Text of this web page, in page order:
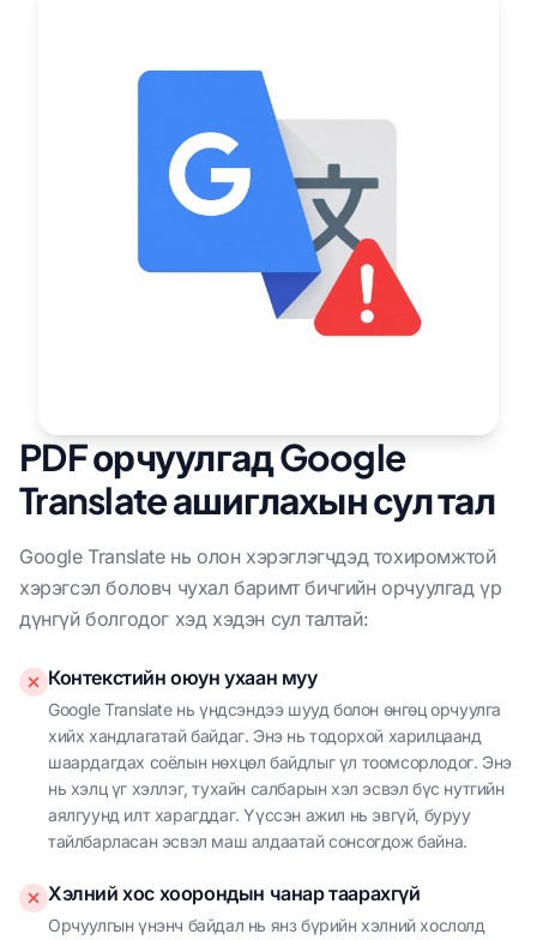
PDF орчуулгад Google
Translate ашиглахын сул тал
Google Translate нь олон хэрэглэгчдэд тохиромжтой
хэрэгсэл боловч чухал баримт бичгийн орчуулгад үр
дүнгүй болгодог хэд хэдэн сул талтай:
Контекстийн оюун ухаан муу
Google Translate нь үндсэндээ шууд болон өнгөц орчуулга
хийх хандлагатай байдаг. Энэ нь тодорхой харилцаанд
шаардагдах соёлын нөхцөл байдлыг үл тоомсорлодог. Энэ
нь хэлц үг хэллэг, тухайн салбарын хэл эсвэл бүс нутгийн
аялгуунд илт харагддаг. Үүссэн ажил нь эвгүй, буруу
тайлбарласан эсвэл маш алдаатай сонсогдож байна.
Хэлний хос хоорондын чанар таарахгүй
Орчуулгын үнэнч байдал нь янз бүрийн хэлний хослолд